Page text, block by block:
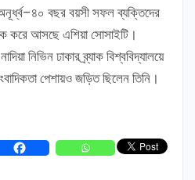
বছর বয়সী সফল ব্যক্তিদের
করে আসছে এশিয়া সোসাইটি।
নিভিন ঢাকার ব্র্যাক বিশ্ববিদ্যালয়ে
পেশায়ও জড়িত ছিলেন তিনি।